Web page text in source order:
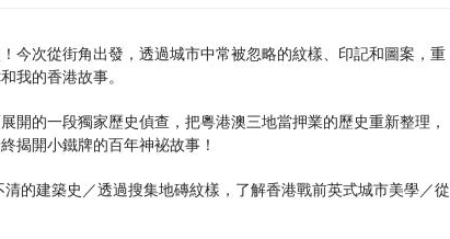
今次從街角出發，透過城市中常被忽略的紋樣、印記和圖案，重
我的香港故事。
開的一段獨家歷史偵查，把粵港澳三地當押業的歷史重新整理，
揭開小鐵牌的百年神袐故事！
的建築史／透過搜集地磚紋樣，了解香港戰前英式城市美學／從